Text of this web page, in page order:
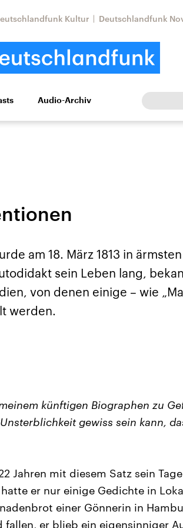
Kultur Deutschlandfunk
Kultur Europa
Aktuelle Lage und
Überfall der
Terrororganisation
auf Israel hat in der
Aktuelle Lage und
Der Iran – seit der
1979 auch
Audio-Archiv
am 18. März 1813 in
sein Leben lang,
von denen einige – wie
werden.
künftigen Biographen zu
gewiss sein kann,
Jahren mit diesem Satz sein
er nur einige Gedichte in
einer Gönnerin in
fallen, er blieb ein eigensinniger